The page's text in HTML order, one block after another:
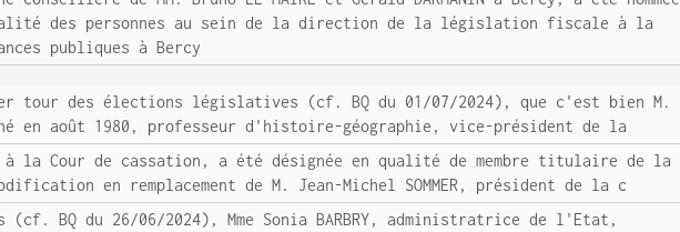
des personnes au sein de la direction de la législation fiscale à la
publiques à Bercy
tour des élections législatives (cf. BQ du 01/07/2024), que c'est bien M.
né en août 1980, professeur d'histoire-géographie, vice-président de la
à la Cour de cassation, a été désignée en qualité de membre titulaire de la
en remplacement de M. Jean-Michel SOMMER, président de la c
(cf. BQ du 26/06/2024), Mme Sonia BARBRY, administratrice de l'Etat,